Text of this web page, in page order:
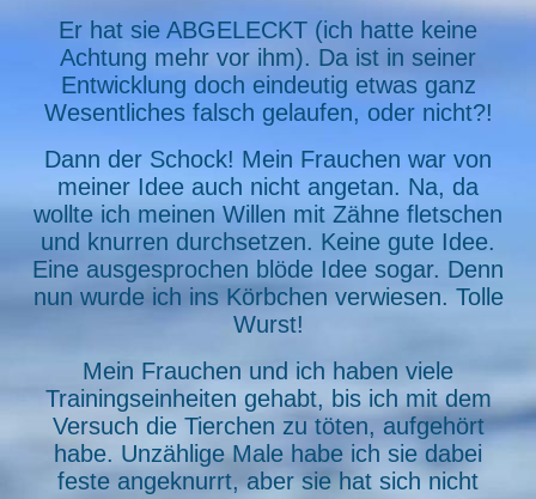
Er hat sie ABGELECKT (ich hatte keine
Achtung mehr vor ihm). Da ist in seiner
Entwicklung doch eindeutig etwas ganz
Wesentliches falsch gelaufen, oder nicht?!
Dann der Schock! Mein Frauchen war von
meiner Idee auch nicht angetan. Na, da
wollte ich meinen Willen mit Zähne fletschen
und knurren durchsetzen. Keine gute Idee.
Eine ausgesprochen blöde Idee sogar. Denn
nun wurde ich ins Körbchen verwiesen. Tolle
Wurst!
Mein Frauchen und ich haben viele
Trainingseinheiten gehabt, bis ich mit dem
Versuch die Tierchen zu töten, aufgehört
habe. Unzählige Male habe ich sie dabei
feste angeknurrt, aber sie hat sich nicht